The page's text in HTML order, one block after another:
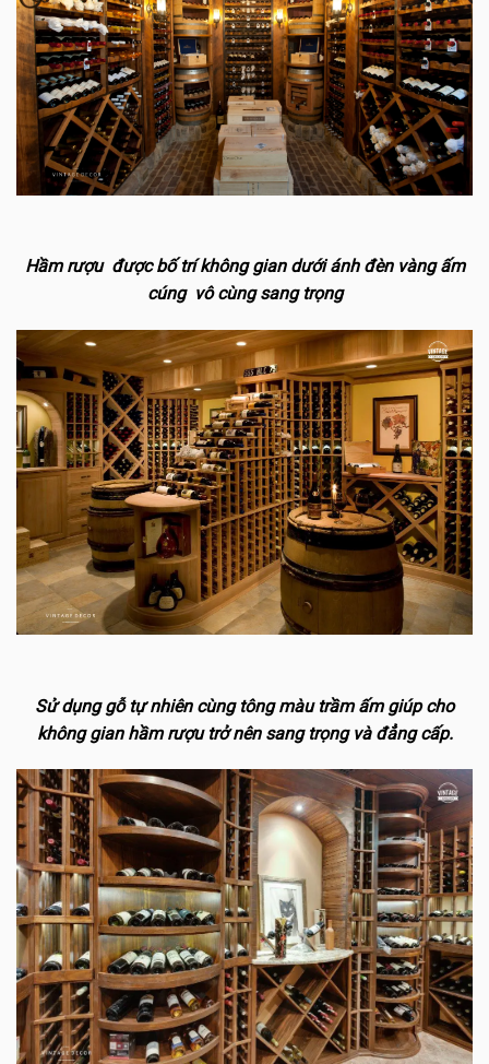
Hầm rượu được bố trí không gian dưới ánh đèn vàng ấm
cúng vô cùng sang trọng
Sử dụng gỗ tự nhiên cùng tông màu trầm ấm giúp cho
không gian hầm rượu trở nên sang trọng và đẳng cấp.